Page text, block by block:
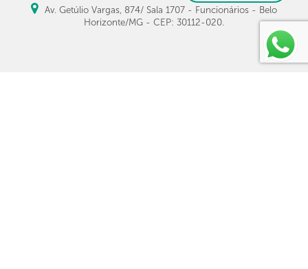
Av. Getúlio Vargas, 874/ Sala 1707 - Funcionários - Belo
Horizonte/MG - CEP: 30112-020.